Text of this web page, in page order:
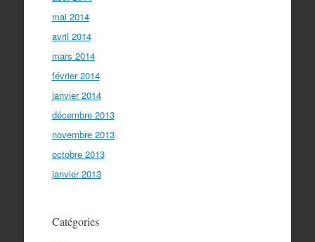
mai 2014
avril 2014
mars 2014
février 2014
janvier 2014
décembre 2013
novembre 2013
octobre 2013
janvier 2013
Catégories